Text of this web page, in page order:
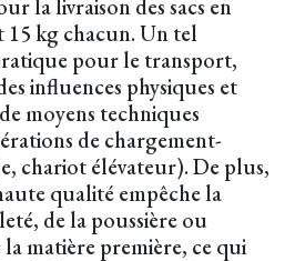
la livraison des sacs en
15 kg chacun. Un tel
pour le transport,
influences physiques et
moyens techniques
de chargement-
chariot élévateur). De plus,
qualité empêche la
de la poussière ou
matière première, ce qui